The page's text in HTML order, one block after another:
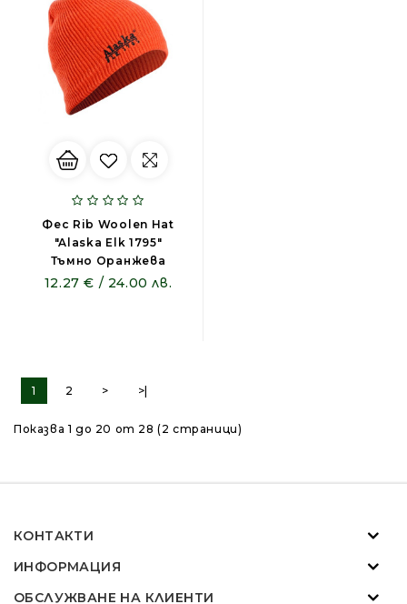
Фес Rib Woolen Hat
"Alaska Elk 1795"
Тъмно Оранжева
12.27 € / 24.00 лв.
1 2 > >|
Показва 1 до 20 от 28 (2 страници)
КОНТАКТИ
ИНФОРМАЦИЯ
ОБСЛУЖВАНЕ НА КЛИЕНТИ